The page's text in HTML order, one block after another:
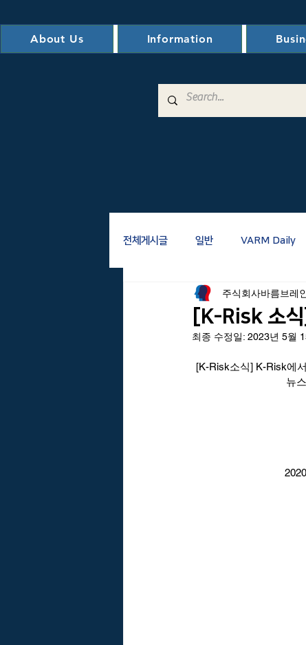
About Us Information
전체게시글 일반 VARM Daily
전자도서관 VM/VE AM
[K-Risk 소
주식회사바름브레
최종 수정일: 2023년 5월
[K-Risk소식] K-Risk에
뉴